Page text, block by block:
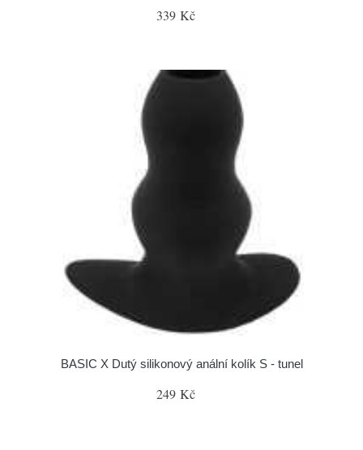
339 Kč
BASIC X Dutý silikonový anální kolík S - tunel
249 Kč